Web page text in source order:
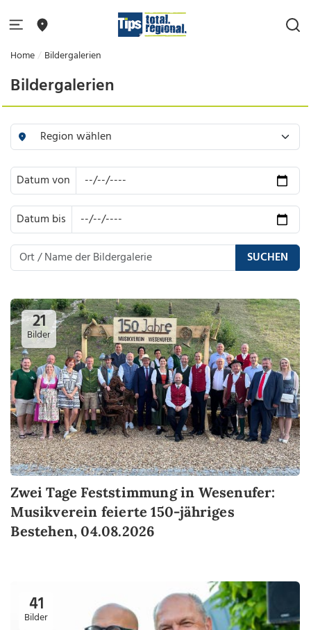
Home Bildergalerien
Bildergalerien
Datum von
Datum bis
SUCHEN
21
Bilder
Zwei Tage Feststimmung in Wesenufer:
Musikverein feierte 150-jähriges
Bestehen, 04.08.2026
41
Bilder